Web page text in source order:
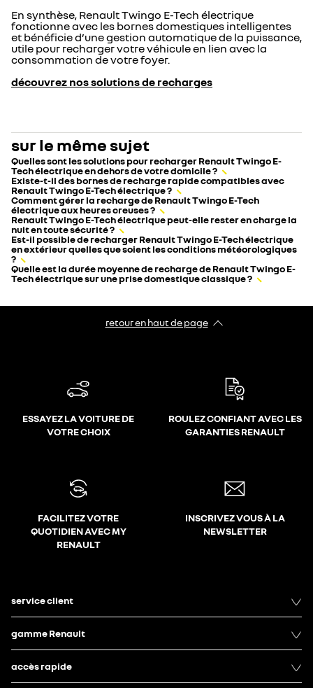
En synthèse, Renault Twingo E-Tech électrique
fonctionne avec les bornes domestiques intelligentes
et bénéficie d’une gestion automatique de la puissance,
utile pour recharger votre véhicule en lien avec la
consommation de votre foyer.
découvrez nos solutions de recharges
sur le même sujet
Quelles sont les solutions pour recharger Renault Twingo E-
Tech électrique en dehors de votre domicile ?
Existe-t-il des bornes de recharge rapide compatibles avec
Renault Twingo E-Tech électrique ?
Comment gérer la recharge de Renault Twingo E-Tech
électrique aux heures creuses ?
Renault Twingo E-Tech électrique peut-elle rester en charge la
nuit en toute sécurité ?
Est-il possible de recharger Renault Twingo E-Tech électrique
en extérieur quelles que soient les conditions météorologiques
?
Quelle est la durée moyenne de recharge de Renault Twingo E-
Tech électrique sur une prise domestique classique ?
retour en haut de page​
ESSAYEZ LA VOITURE DE
VOTRE CHOIX
ROULEZ CONFIANT AVEC LES
GARANTIES RENAULT
FACILITEZ VOTRE
QUOTIDIEN AVEC MY
RENAULT
INSCRIVEZ VOUS À LA
NEWSLETTER
service client
gamme Renault
accès rapide